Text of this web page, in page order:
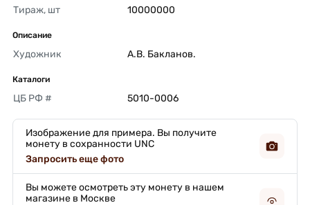
Тираж, шт
10000000
Описание
Художник А.В. Бакланов.
Каталоги
ЦБ РФ # 5010-0006
Изображение для примера. Вы получите
монету в сохранности UNC
Запросить еще фото
Вы можете осмотреть эту монету в нашем
магазине в Москве